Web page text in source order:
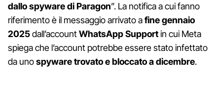
dallo spyware di Paragon”. La notifica a cui fanno
riferimento è il messaggio arrivato afine gennaio
2025dall’accountWhatsApp Supportin cui Meta
spiega che l’account potrebbe essere stato infettato
da unospyware trovato e bloccato a dicembre.